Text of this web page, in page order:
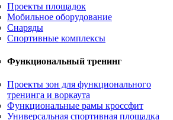
Проекты площадок
Мобильное оборудование
Снаряды
Спортивные комплексы
Функциональный тренинг
Проекты зон для функционального
тренинга и воркаута
Функциональные рамы кроссфит
Универсальная спортивная площадка